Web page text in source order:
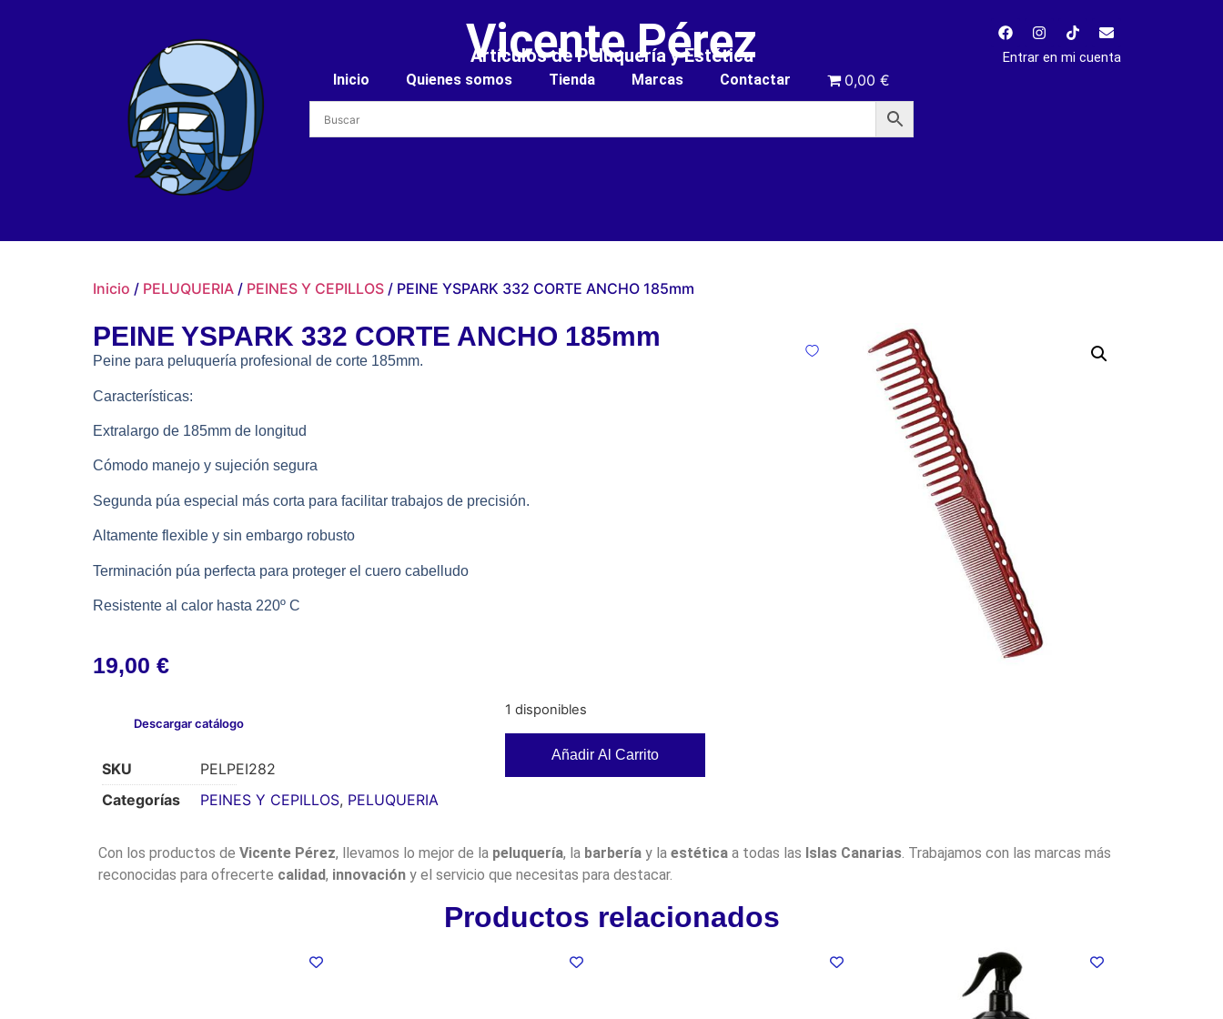
Vicente Pérez
Artículos de Peluquería y Estética
Inicio Quienes somos Tienda Marcas Contactar 0,00 €
Entrar en mi cuenta
Inicio / PELUQUERIA / PEINES Y CEPILLOS / PEINE YSPARK 332 CORTE ANCHO 185mm
PEINE YSPARK 332 CORTE ANCHO 185mm
Peine para peluquería profesional de corte 185mm.
Características:
Extralargo de 185mm de longitud
Cómodo manejo y sujeción segura
Segunda púa especial más corta para facilitar trabajos de precisión.
Altamente flexible y sin embargo robusto
Terminación púa perfecta para proteger el cuero cabelludo
Resistente al calor hasta 220º C
19,00 €
Descargar catálogo
SKU
PELPEI282
Categorías
PEINES Y CEPILLOS, PELUQUERIA
1 disponibles
Añadir Al Carrito
Con los productos de Vicente Pérez, llevamos lo mejor de la peluquería, la barberíay la estéticaa todas las Islas Canarias. Trabajamos con las marcas más
reconocidas para ofrecerte calidad, innovacióny el servicio que necesitas para destacar.
Productos relacionados